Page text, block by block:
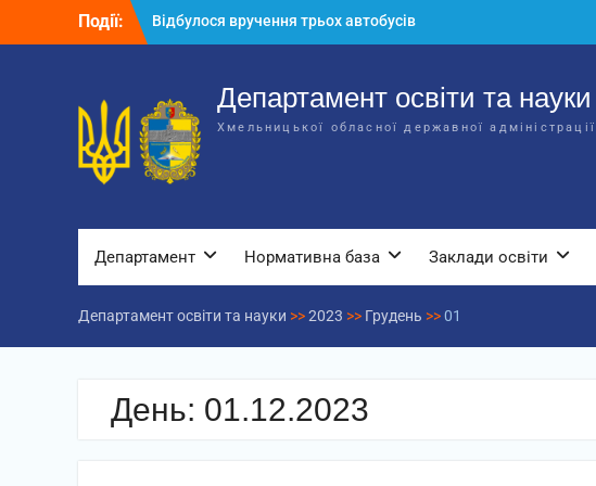
Події:
Відбулося вручення трьох автобусів
для потреб закладів освіти
Департаменту освіти та науки обласної
державної адміністрації
Відбулась обласна нарада для
відповідальних за національно-
патріотичне виховання
Департамент освіти та науки
Хмельницької обласної державної адміністрації
Департамент Нормативна база Заклади освіти
Департамент освіти та науки >>2023 >> Грудень >>01
День: 01.12.2023